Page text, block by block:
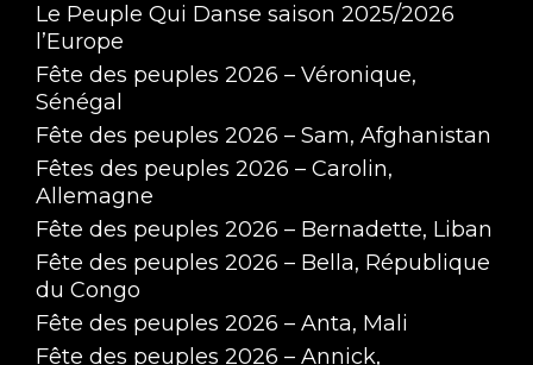
Le Peuple Qui Danse saison 2025/2026
l’Europe
Fête des peuples 2026 – Véronique,
Sénégal
Fête des peuples 2026 – Sam, Afghanistan
Fêtes des peuples 2026 – Carolin,
Allemagne
Fête des peuples 2026 – Bernadette, Liban
Fête des peuples 2026 – Bella, République
du Congo
Fête des peuples 2026 – Anta, Mali
Fête des peuples 2026 – Annick,